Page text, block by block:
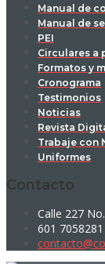
Manual de
Manual de
PEI
Circulares a
Formatos y
Cronograma
Testimonios
Noticias
Revista
Trabaje con
Uniformes
Contacto
Calle 227
601 7058281